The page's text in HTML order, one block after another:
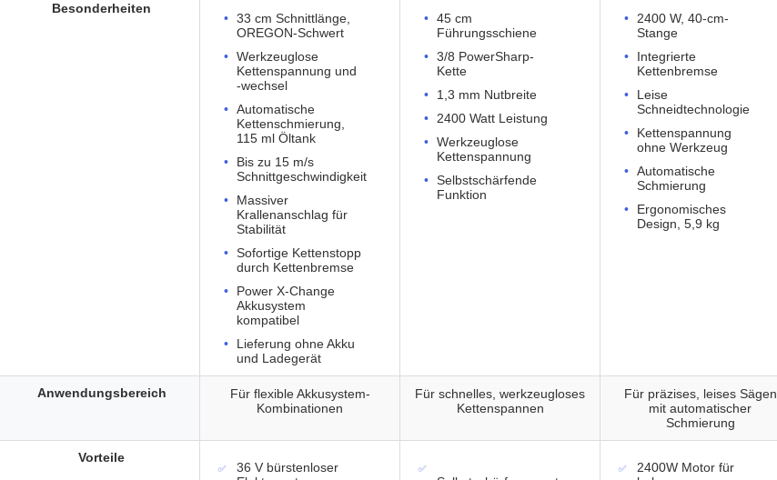
33 cm Schnittlänge,
OREGON-Schwert
Werkzeuglose
Kettenspannung und
-wechsel
Automatische
Kettenschmierung,
115 ml Öltank
Bis zu 15 m/s
Schnittgeschwindigkeit
Massiver
Krallenanschlag für
Stabilität
Sofortige Kettenstopp
durch Kettenbremse
Power X-Change
Akkusystem
kompatibel
Lieferung ohne Akku
und Ladegerät
45 cm
Führungsschiene
3/8 PowerSharp-
Kette
1,3 mm Nutbreite
2400 Watt Leistung
Werkzeuglose
Kettenspannung
Selbstschärfende
Funktion
2400 W, 40-cm-
Stange
Integrierte
Kettenbremse
Leise
Schneidtechnologie
Kettenspannung
ohne Werkzeug
Automatische
Schmierung
Ergonomisches
Design, 5,9 kg
Für flexible Akkusystem-
Kombinationen
Für schnelles, werkzeugloses
Kettenspannen
Für präzises, leises Sägen
mit automatischer
Schmierung
36 V bürstenloser
2400W Motor für
Besonderheiten
Anwendungsbereich
Vorteile